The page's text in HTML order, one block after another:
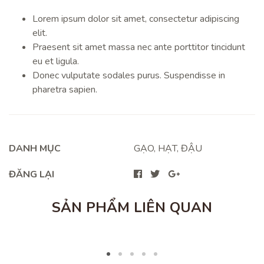
Lorem ipsum dolor sit amet, consectetur adipiscing
elit.
Praesent sit amet massa nec ante porttitor tincidunt
eu et ligula.
Donec vulputate sodales purus. Suspendisse in
pharetra sapien.
DANH MỤC
GẠO, HẠT, ĐẬU
ĐĂNG LẠI
SẢN PHẨM LIÊN QUAN